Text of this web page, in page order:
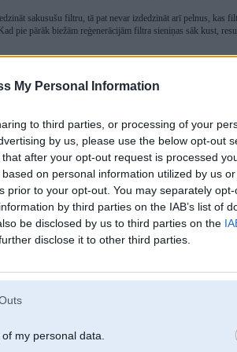
My Personal Information
to third parties, or processing of your
by us, please use the below opt-out
after your opt-out request is processed
on personal information utilized by us
prior to your opt-out. You may separately
by third parties on the IAB’s list of
be disclosed by us to third parties on the
disclose it to other third parties.
my personal data.
sakusušu filtru, tā pat nevar izdedzināt arī pelnus, kas
pie pārāk biežām reģenerācijām filtra sieniņas sāk kust,
Chiptuning
- individuāls regulējums katram, arī projektauto
Flaps
09:13
21:58:27 Z4 rakstīja:
2015, 18:38:25 Jonix rakstīja:
- jāsāk domāt